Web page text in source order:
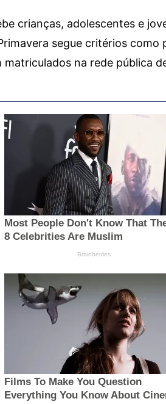
crianças, adolescentes e
segue critérios
na rede pública